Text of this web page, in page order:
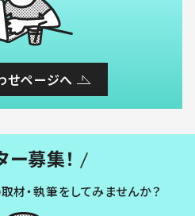
せページへ
ー募集！
材・執筆をしてみませんか？